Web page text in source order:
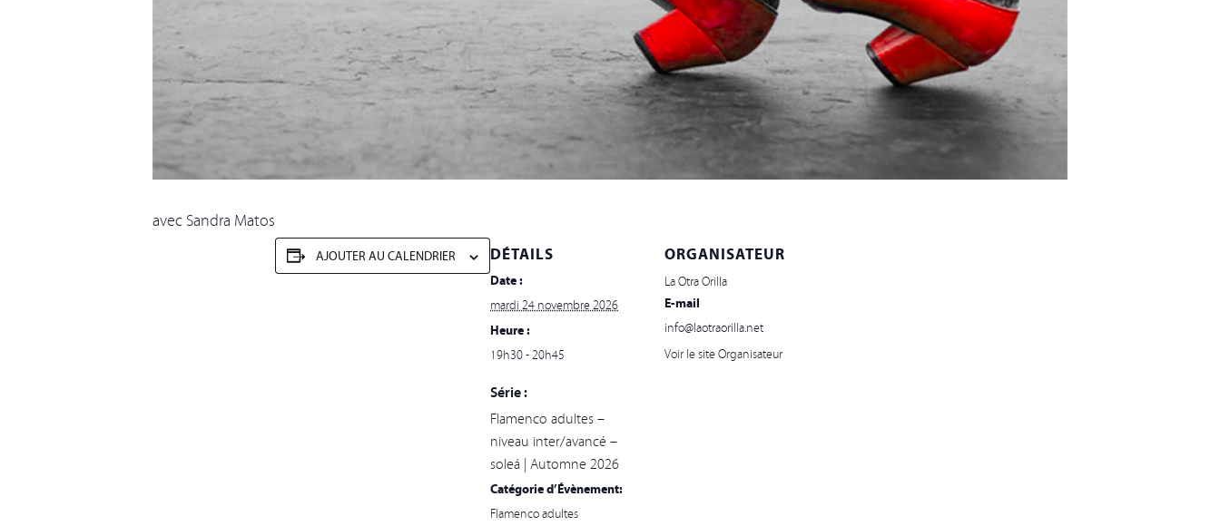
avec Sandra Matos
AJOUTER AU CALENDRIER DÉTAILS
Date :
mardi 24 novembre 2026
Heure :
19h30 - 20h45
Série :
Flamenco adultes –
niveau inter/avancé –
soleá | Automne 2026
Catégorie d’Évènement:
Flamenco adultes
ORGANISATEUR
La Otra Orilla
E-mail
info@laotraorilla.net
Voir le site Organisateur